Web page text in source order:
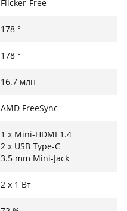
Flicker-Free
178 °
178 °
16.7 млн
AMD FreeSync
1 x Mini-HDMI 1.4
2 x USB Type-C
3.5 mm Mini-Jack
2 х 1 Вт